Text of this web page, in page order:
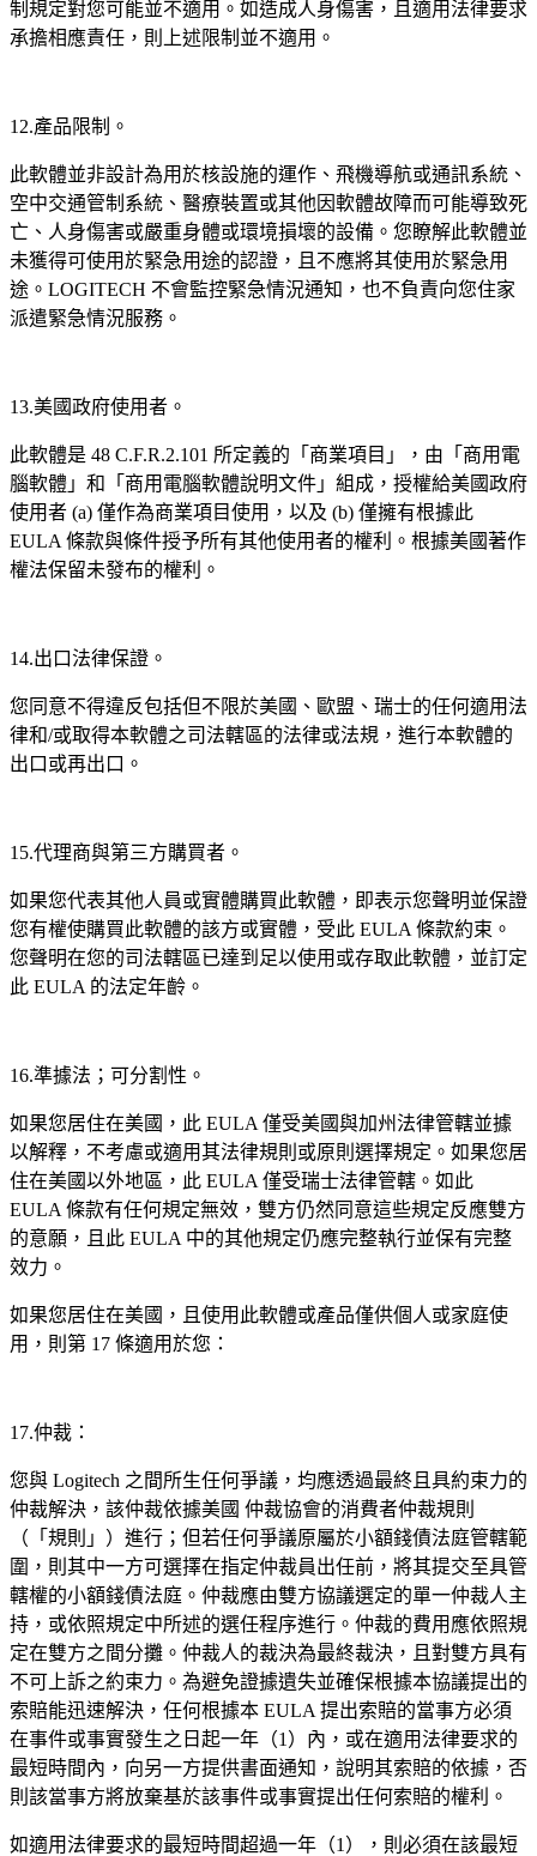
制規定對您可能並不適用。如造成人身傷害，且適用法律要求
承擔相應責任，則上述限制並不適用。
12.產品限制。
此軟體並非設計為用於核設施的運作、飛機導航或通訊系統、
空中交通管制系統、醫療裝置或其他因軟體故障而可能導致死
亡、人身傷害或嚴重身體或環境損壞的設備。您瞭解此軟體並
未獲得可使用於緊急用途的認證，且不應將其使用於緊急用
途。LOGITECH 不會監控緊急情況通知，也不負責向您住家
派遣緊急情況服務。
13.美國政府使用者。
此軟體是 48 C.F.R.2.101 所定義的「商業項目」，由「商用電
腦軟體」和「商用電腦軟體說明文件」組成，授權給美國政府
使用者 (a) 僅作為商業項目使用，以及 (b) 僅擁有根據此
EULA 條款與條件授予所有其他使用者的權利。根據美國著作
權法保留未發布的權利。
14.出口法律保證。
您同意不得違反包括但不限於美國、歐盟、瑞士的任何適用法
律和/或取得本軟體之司法轄區的法律或法規，進行本軟體的
出口或再出口。
15.代理商與第三方購買者。
如果您代表其他人員或實體購買此軟體，即表示您聲明並保證
您有權使購買此軟體的該方或實體，受此 EULA 條款約束。
您聲明在您的司法轄區已達到足以使用或存取此軟體，並訂定
此 EULA 的法定年齡。
16.準據法；可分割性。
如果您居住在美國，此 EULA 僅受美國與加州法律管轄並據
以解釋，不考慮或適用其法律規則或原則選擇規定。如果您居
住在美國以外地區，此 EULA 僅受瑞士法律管轄。如此
EULA 條款有任何規定無效，雙方仍然同意這些規定反應雙方
的意願，且此 EULA 中的其他規定仍應完整執行並保有完整
效力。
如果您居住在美國，且使用此軟體或產品僅供個人或家庭使
用，則第 17 條適用於您：
17.仲裁：
您與 Logitech 之間所生任何爭議，均應透過最終且具約束力的
仲裁解決，該仲裁依據美國 仲裁協會的消費者仲裁規則
（「規則」）進行；但若任何爭議原屬於小額錢債法庭管轄範
圍，則其中一方可選擇在指定仲裁員出任前，將其提交至具管
轄權的小額錢債法庭。仲裁應由雙方協議選定的單一仲裁人主
持，或依照規定中所述的選任程序進行。仲裁的費用應依照規
定在雙方之間分攤。仲裁人的裁決為最終裁決，且對雙方具有
不可上訴之約束力。為避免證據遺失並確保根據本協議提出的
索賠能迅速解決，任何根據本 EULA 提出索賠的當事方必須
在事件或事實發生之日起一年（1）內，或在適用法律要求的
最短時間內，向另一方提供書面通知，說明其索賠的依據，否
則該當事方將放棄基於該事件或事實提出任何索賠的權利。
如適用法律要求的最短時間超過一年（1），則必須在該最短